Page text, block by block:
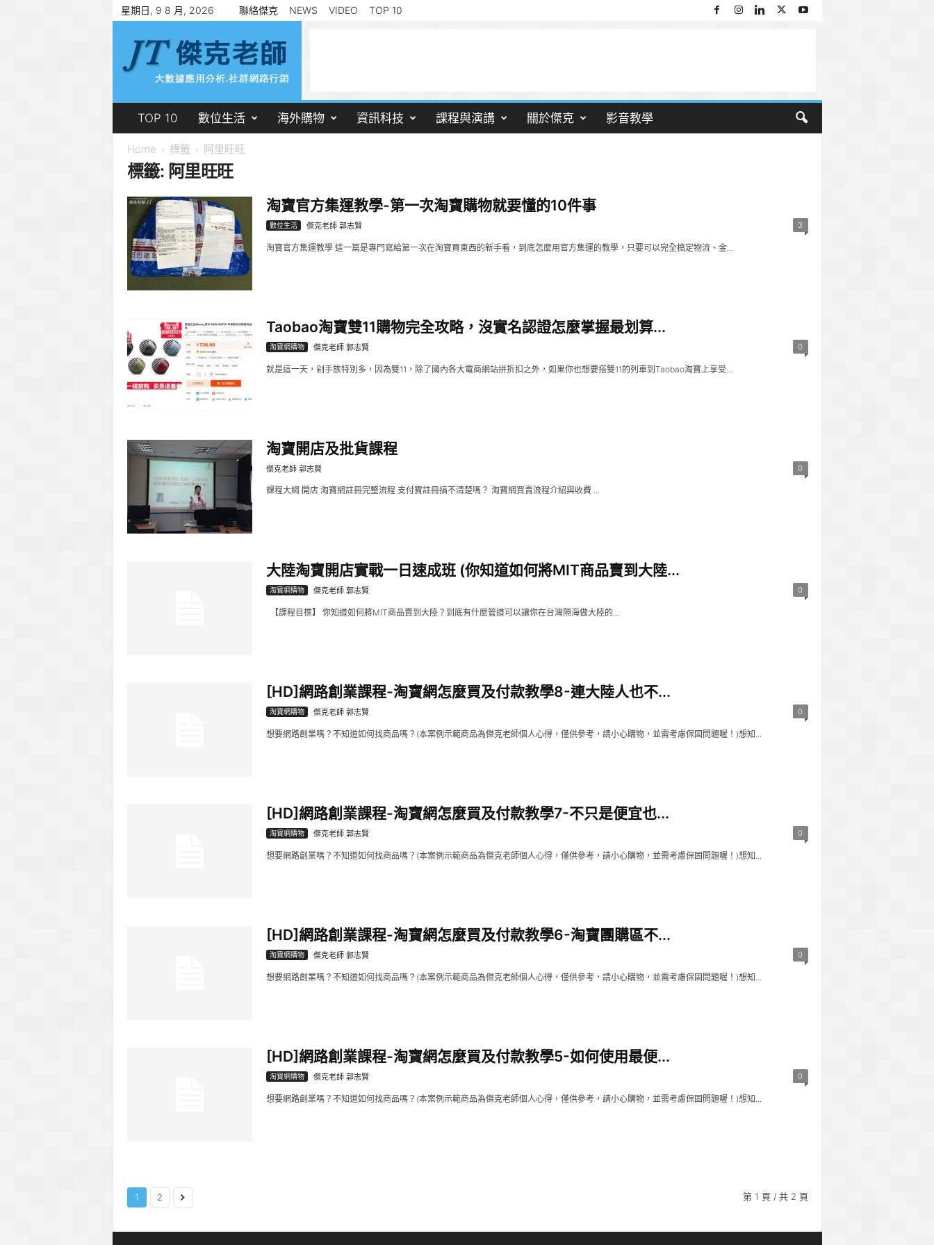
星期日, 9 8 月, 2026 聯絡傑克 NEWS VIDEO TOP 10
TOP 10 數位生活 海外購物 資訊科技 課程與演講 關於傑克 影音教學
Home 標籤 阿里旺旺
標籤: 阿里旺旺
淘寶官方集運教學-第一次淘寶購物就要懂的10件事
數位生活 傑克老師 郭志賢 3
淘寶官方集運教學 這一篇是專門寫給第一次在淘寶買東西的新手看，到底怎麼用官方集運的教學，只要可以完全搞定物流、金...
Taobao淘寶雙11購物完全攻略，沒實名認證怎麼掌握最划算...
淘寶網購物 傑克老師 郭志賢 0
就是這一天，剁手族特別多，因為雙11，除了國內各大電商網站拼折扣之外，如果你也想要搭雙11的列車到Taobao淘寶上享受...
淘寶開店及批貨課程
傑克老師 郭志賢 0
課程大綱 開店 淘寶網註冊完整流程 支付寶註冊搞不清楚嗎？ 淘寶網買賣流程介紹與收費 ...
大陸淘寶開店實戰一日速成班 (你知道如何將MIT商品賣到大陸...
淘寶網購物 傑克老師 郭志賢 0
【課程目標】 你知道如何將MIT商品賣到大陸？到底有什麼管道可以讓你在台灣隔海做大陸的...
[HD]網路創業課程-淘寶網怎麼買及付款教學8-連大陸人也不...
淘寶網購物 傑克老師 郭志賢 0
想要網路創業嗎？不知道如何找商品嗎？(本案例示範商品為傑克老師個人心得，僅供參考，請小心購物，並需考慮保固問題喔！)想知...
[HD]網路創業課程-淘寶網怎麼買及付款教學7-不只是便宜也...
淘寶網購物 傑克老師 郭志賢 0
想要網路創業嗎？不知道如何找商品嗎？(本案例示範商品為傑克老師個人心得，僅供參考，請小心購物，並需考慮保固問題喔！)想知...
[HD]網路創業課程-淘寶網怎麼買及付款教學6-淘寶團購區不...
淘寶網購物 傑克老師 郭志賢 0
想要網路創業嗎？不知道如何找商品嗎？(本案例示範商品為傑克老師個人心得，僅供參考，請小心購物，並需考慮保固問題喔！)想知...
[HD]網路創業課程-淘寶網怎麼買及付款教學5-如何使用最便...
淘寶網購物 傑克老師 郭志賢 0
想要網路創業嗎？不知道如何找商品嗎？(本案例示範商品為傑克老師個人心得，僅供參考，請小心購物，並需考慮保固問題喔！)想知...
1 2 第 1 頁 / 共 2 頁